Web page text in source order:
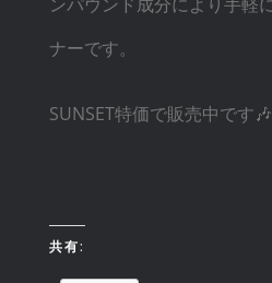
ンパウンド成分により手軽
ナーです。
SUNSET特価で販売中です🎶
共有: